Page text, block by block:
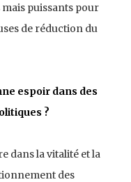
puissants pour
de réduction du
espoir dans des
?
dans la vitalité et la
des